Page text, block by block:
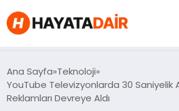
FIYATLAR
HABERLER
Ana Sayfa Teknoloji
YouTube Televizyonlarda 30 Saniyelik
Reklamları Devreye Aldı